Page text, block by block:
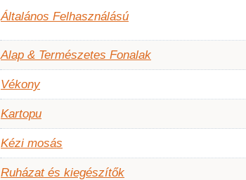
Általános Felhasználású
Alap & Természetes Fonalak
Vékony
Kartopu
Kézi mosás
Ruházat és kiegészítők